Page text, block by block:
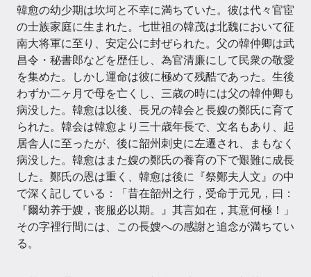
韓愈の幼少期は坎坷と不幸に満ちていた。彼は代々官宦
の士族家庭に生まれた。七世祖の韓茂は北魏において征
南大将軍に至り、安定公に封ぜられた。父の韓仲卿は武
昌令・秘書郎などを歴任し、為官清廉にして民衆の敬愛
を集めた。しかし運命は彼に極めて残酷であった。生後
わずか二ヶ月で母を亡くし、三歳の時には父の韓仲卿も
病没した。韓愈は以後、長兄の韓会と長嫂の鄭氏に育て
られた。韓会は韓愈より三十歳年長で、文名もあり、起
居舎人に至ったが、後に韶州刺史に左遷され、まもなく
病没した。韓愈はまた嫂の鄭氏の養育の下で艱難に成長
した。鄭氏の恩は重く、韓愈は後に『祭鄭夫人文』の中
で深く記している：「昔在韶州之行，受命于元兄，曰：
『爾幼养于嫂，丧服必以期。』其言如在，其意何極！」
その字裡行間には、この長嫂への感謝と追念が満ちてい
る。